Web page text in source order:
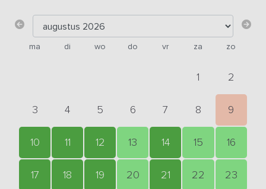
ma di wo do vr za zo
1 2
3 4 5 6 7 8 9
10 11 12 13 14 15 16
17 18 19 20 21 22 23